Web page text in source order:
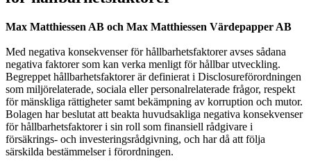
Max Matthiessen AB och Max Matthiessen Värdepapper AB
Med negativa konsekvenser för hållbarhetsfaktorer avses sådana
negativa faktorer som kan verka menligt för hållbar utveckling.
Begreppet hållbarhetsfaktorer är definierat i Disclosureförordningen
som miljörelaterade, sociala eller personalrelaterade frågor, respekt
för mänskliga rättigheter samt bekämpning av korruption och mutor.
Bolagen har beslutat att beakta huvudsakliga negativa konsekvenser
för hållbarhetsfaktorer i sin roll som finansiell rådgivare i
försäkrings- och investeringsrådgivning, och har då att följa
särskilda bestämmelser i förordningen.